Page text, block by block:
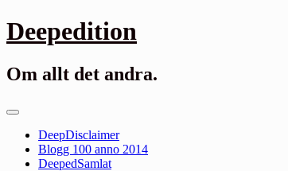
Gå
till
Deepedition
Om allt det andra.
Primär
DeepDisclaimer
Blogg 100 anno 2014
DeepedSamlat